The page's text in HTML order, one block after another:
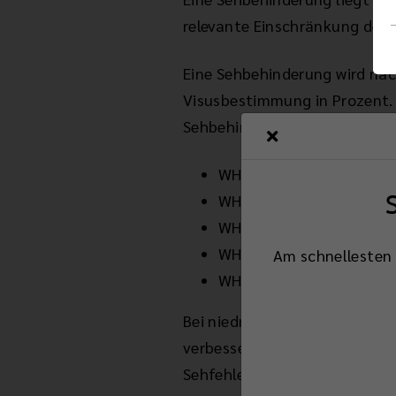
relevante Einschränkung
Eine Sehbehinderung wird
Visusbestimmung in
Sehbehinderung, ab Stufe 3
WHO Stufe 1: Visus
WHO Stufe 2: Visus
WHO Stufe 3: Visus
WHO Stufe 4: Visus
WHO Stufe 5: keinerlei
Bei niedrigeren Stufen
verbessern. Sehr wichtig
Sehfehlern zur Vermeidung
Am